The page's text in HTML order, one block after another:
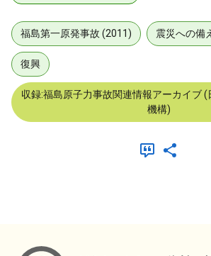
福島第一原発事故 (2011) 震災への備
復興
収録:福島原子力事故関連情報アーカイブ
機構)